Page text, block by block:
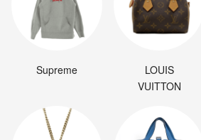
Supreme
LOUIS
VUITTON